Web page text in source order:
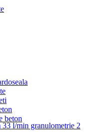
beton
l/min granulometrie 2